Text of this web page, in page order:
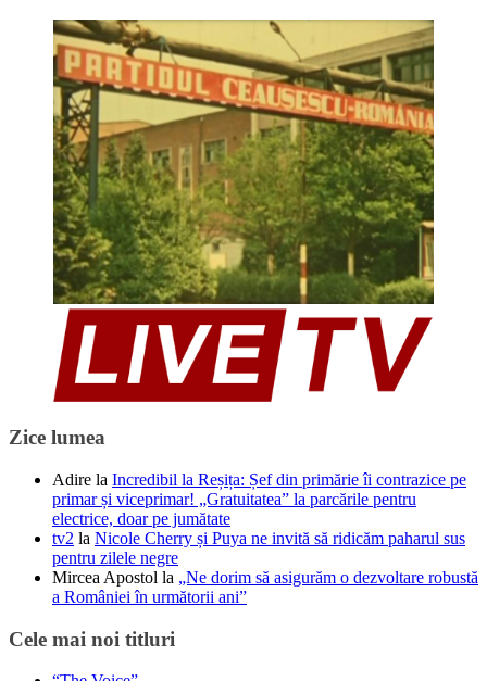
Zice lumea
Adire la Incredibil la Reșița: Șef din primărie îi contrazice pe
primar și viceprimar! „Gratuitatea” la parcările pentru
electrice, doar pe jumătate
tv2 la Nicole Cherry și Puya ne invită să ridicăm paharul sus
pentru zilele negre
Mircea Apostol la „Ne dorim să asigurăm o dezvoltare robustă
a României în următorii ani”
Cele mai noi titluri